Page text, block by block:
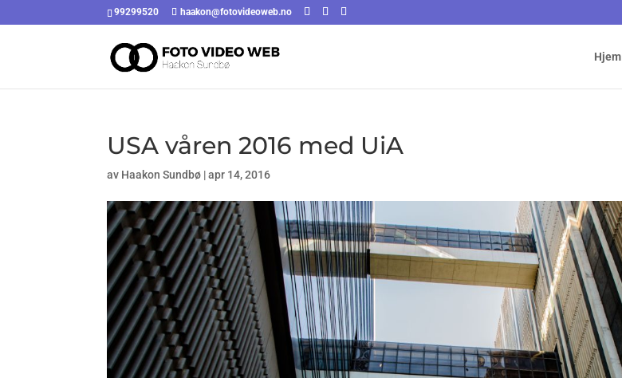
99299520 haakon@fotovideoweb.no
Hjem
USA våren 2016 med UiA
av Haakon Sundbø |apr 14, 2016